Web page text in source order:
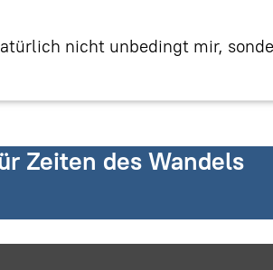
nicht unbedingt mir,
Zeiten des Wandels